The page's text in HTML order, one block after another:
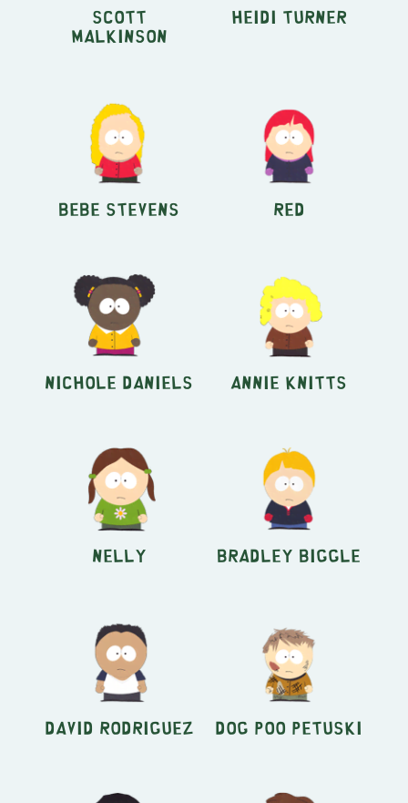
Scott
Malkinson
Heidi Turner
Bebe Stevens Red
Nichole Daniels Annie Knitts
Nelly Bradley Biggle
David Rodriguez Dog Poo Petuski